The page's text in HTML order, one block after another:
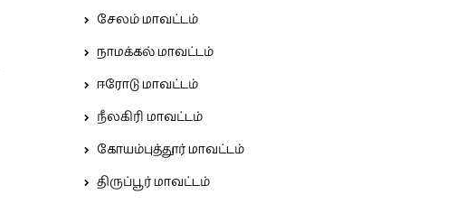
சேலம் மாவட்டம்
நாமக்கல் மாவட்டம்
ஈரோடு மாவட்டம்
நீலகிரி மாவட்டம்
கோயம்புத்தூர் மாவட்டம்
திருப்பூர் மாவட்டம்